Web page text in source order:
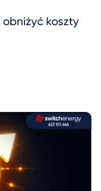
obniżyć koszty